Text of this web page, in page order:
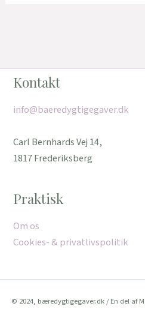
Kontakt
info@baeredygtigegaver.dk
Carl Bernhards Vej 14,
1817 Frederiksberg
Praktisk
Om os
Cookies- & privatlivspolitik
© 2024, bæredygtigegaver.dk / En del af